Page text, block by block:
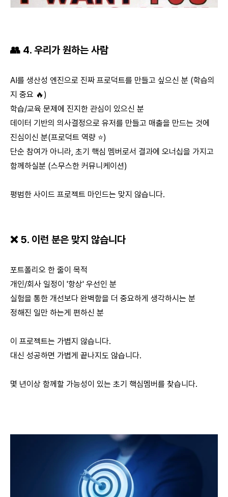
👥 4. 우리가 원하는 사람
AI를 생산성 엔진으로 진짜 프로덕트를 만들고 싶으신 분 (학습의
지 중요 🔥)
학습/교육 문제에 진지한 관심이 있으신 분
데이터 기반의 의사결정으로 유저를 만들고 매출을 만드는 것에
진심이신 분(프로덕트 역량 ⭐️)
단순 참여가 아니라, 초기 핵심 멤버로서 결과에 오너십을 가지고
함께하실분 (스무스한 커뮤니케이션)
평범한 사이드 프로젝트 마인드는 맞지 않습니다.
❌ 5. 이런 분은 맞지 않습니다
포트폴리오 한 줄이 목적
개인/회사 일정이 '항상' 우선인 분
실험을 통한 개선보다 완벽함을 더 중요하게 생각하시는 분
정해진 일만 하는게 편하신 분
이 프로젝트는 가볍지 않습니다.
대신 성공하면 가볍게 끝나지도 않습니다.
몇 년이상 함께할 가능성이 있는 초기 핵심멤버를 찾습니다.